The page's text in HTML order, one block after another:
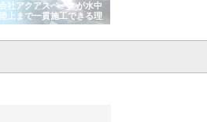
株式会社地盤調査事務所が選ば
れ続ける理由と建設コンサルの
強み